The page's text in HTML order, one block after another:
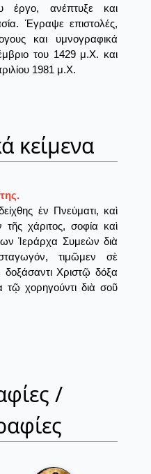
έργο, ανέπτυξε και
Έγραψε επιστολές,
και υμνογραφικά
του 1429 μ.Χ. και
1981 μ.Χ.
κείμενα
ἐν Πνεύματι, καὶ
τῆς χάριτος, σοφία καὶ
Ἱεράρχα Συμεὼν διὰ
τιμῶμεν σὲ
Χριστῷ δόξα
χορηγούντι διὰ σοῦ
/